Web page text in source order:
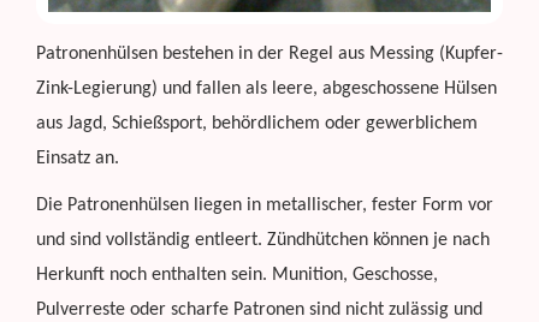
Patronenhülsen bestehen in der Regel aus Messing (Kupfer-
Zink-Legierung) und fallen als leere, abgeschossene Hülsen
aus Jagd, Schießsport, behördlichem oder gewerblichem
Einsatz an.
Die Patronenhülsen liegen in metallischer, fester Form vor
und sind vollständig entleert. Zündhütchen können je nach
Herkunft noch enthalten sein. Munition, Geschosse,
Pulverreste oder scharfe Patronen sind nicht zulässig und